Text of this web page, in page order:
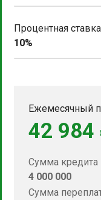
Процентная ставка
10%
Ежемесячный
42 984
Сумма кредита
4 000 000
Сумма